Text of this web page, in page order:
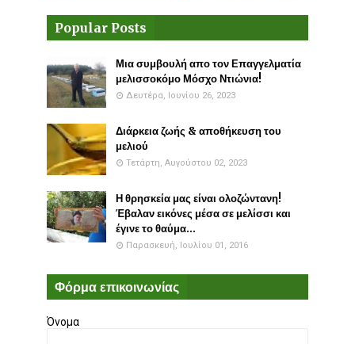
Popular Posts
Μια συμβουλή απο τον Επαγγελματία
μελισσοκόμο Μόσχο Ντιώνια!
Δευτέρα, Ιουνίου 26, 2023
Διάρκεια ζωής & αποθήκευση του
μελιού
Τετάρτη, Αυγούστου 02, 2023
Η θρησκεία μας είναι ολοζώντανη!
Έβαλαν εικόνες μέσα σε μελίσσι και
έγινε το θαύμα...
Παρασκευή, Ιουλίου 01, 2016
Φόρμα επικοινωνίας
Όνομα